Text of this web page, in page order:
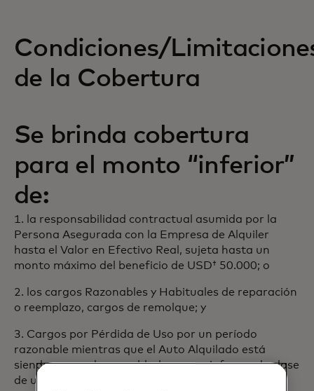
Condiciones/
de la Cobertura
Se brinda cobertura
para el monto “inferior”
de:
1. la responsabilidad contractual asumida por la
Persona Asegurada con la Empresa de Alquiler
hasta el Valor en Efectivo Real, sujeta hasta un
monto máximo del beneficio de USD† 50.000; o
2. los cargos Razonables y Habituales de reparación
o reemplazo, cargos de remolque; y
3. Cargos por Pérdida de Uso por un período
razonable mientras que el Auto Alquilado está
siendo reparado respaldado por un informe de clase
de uso específico de flotilla y ubicación.